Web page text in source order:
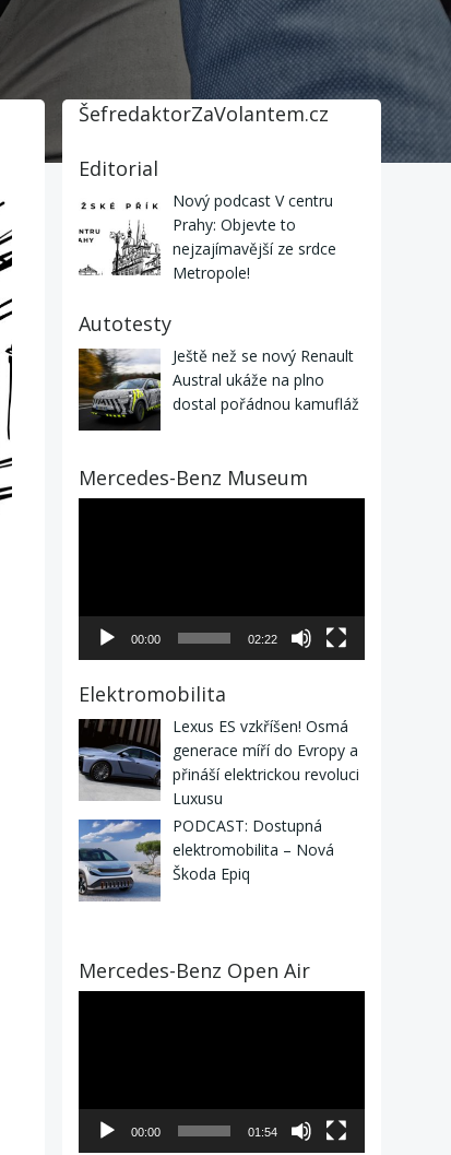
ŠefredaktorZaVolantem.cz
Editorial
Nový podcast V centru
Prahy: Objevte to
nejzajímavější ze srdce
Metropole!
Autotesty
Ještě než se nový Renault
Austral ukáže na plno
dostal pořádnou kamufláž
Mercedes-Benz Museum
00:00 02:22
Elektromobilita
Lexus ES vzkříšen! Osmá
generace míří do Evropy a
přináší elektrickou revoluci
Luxusu
PODCAST: Dostupná
elektromobilita – Nová
Škoda Epiq
Mercedes-Benz Open Air
00:00 01:54